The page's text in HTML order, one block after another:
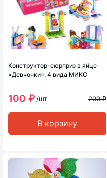
Конструктор-сюрприз в яйце
«Девчонки», 4 вида МИКС
100 ₽ /шт 200 ₽
В корзину